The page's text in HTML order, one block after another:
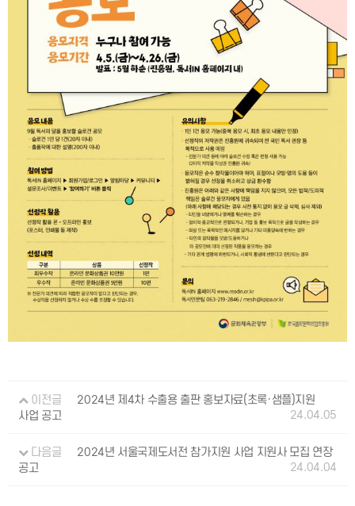
이전글
2024년 제4차 수출용 출판 홍보자료(초록·샘플)지원
사업 공고
24.04.05
다음글
2024년 서울국제도서전 참가지원 사업 지원사 모집 연장
공고
24.04.04